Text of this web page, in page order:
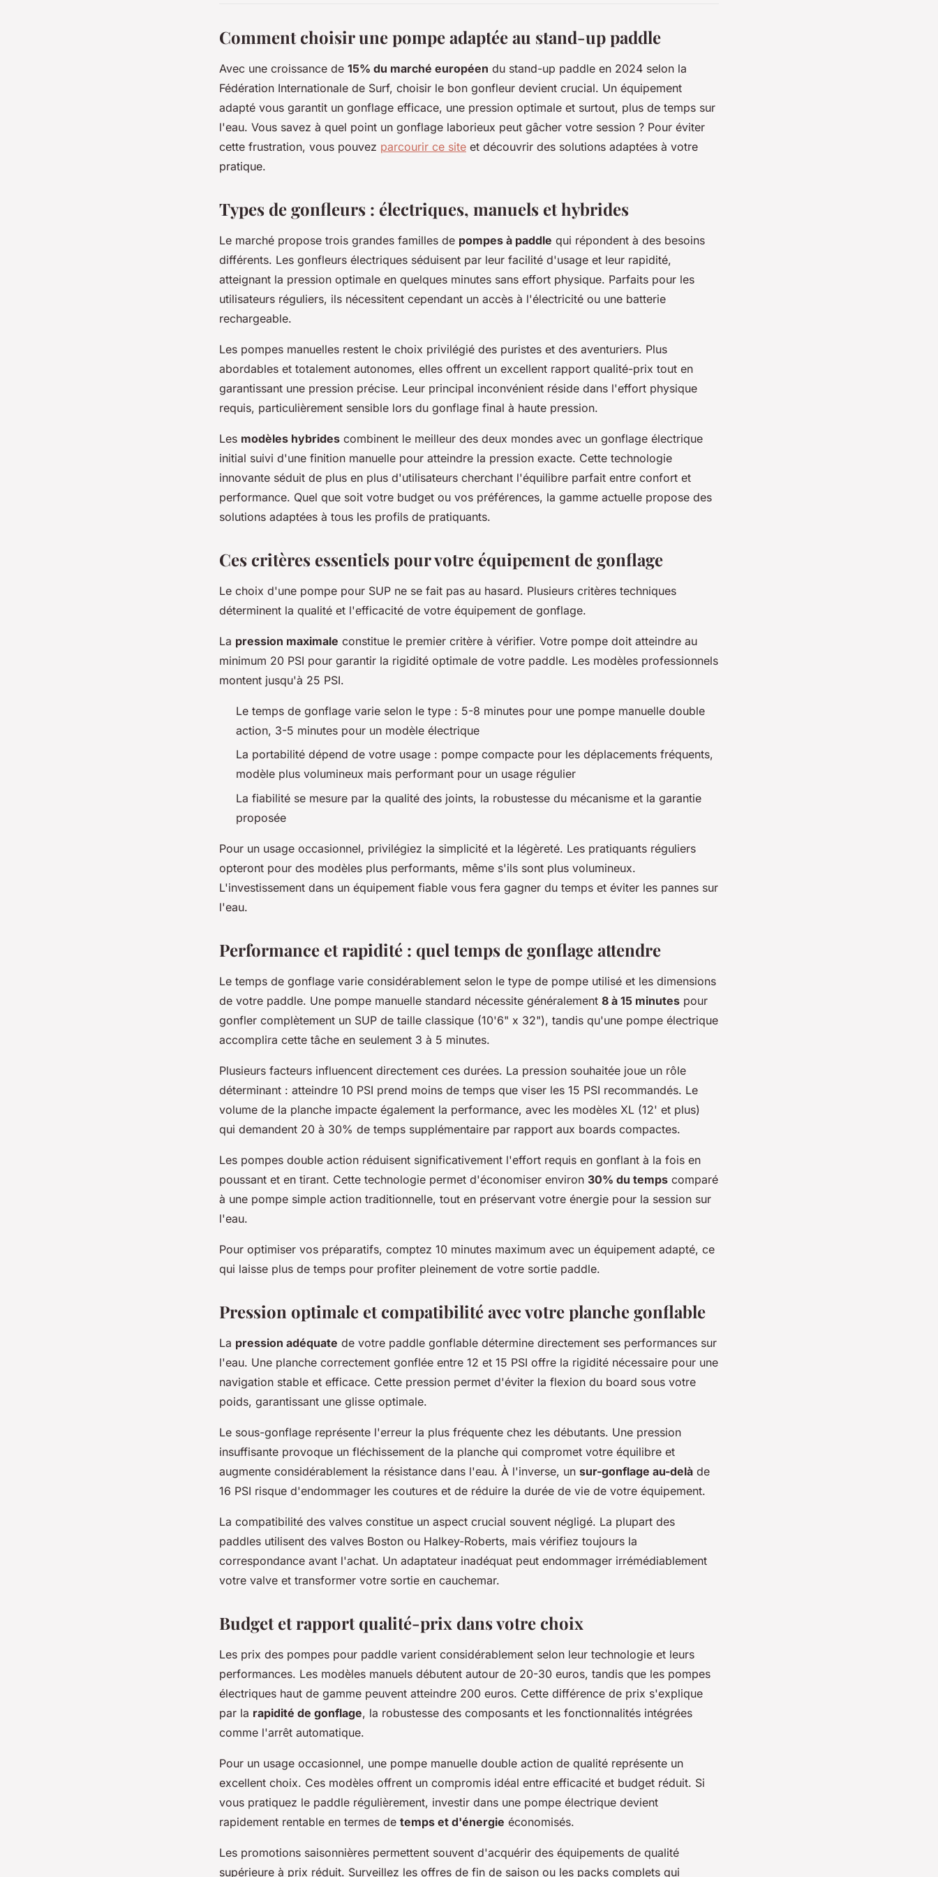
Comment choisir une pompe adaptée au stand-up paddle
Avec une croissance de 15% du marché européen du stand-up paddle en 2024 selon la
Fédération Internationale de Surf, choisir le bon gonfleur devient crucial. Un équipement
adapté vous garantit un gonflage efficace, une pression optimale et surtout, plus de temps sur
l'eau. Vous savez à quel point un gonflage laborieux peut gâcher votre session ? Pour éviter
cette frustration, vous pouvez parcourir ce site et découvrir des solutions adaptées à votre
pratique.
Types de gonfleurs : électriques, manuels et hybrides
Le marché propose trois grandes familles de pompes à paddle qui répondent à des besoins
différents. Les gonfleurs électriques séduisent par leur facilité d'usage et leur rapidité,
atteignant la pression optimale en quelques minutes sans effort physique. Parfaits pour les
utilisateurs réguliers, ils nécessitent cependant un accès à l'électricité ou une batterie
rechargeable.
Les pompes manuelles restent le choix privilégié des puristes et des aventuriers. Plus
abordables et totalement autonomes, elles offrent un excellent rapport qualité-prix tout en
garantissant une pression précise. Leur principal inconvénient réside dans l'effort physique
requis, particulièrement sensible lors du gonflage final à haute pression.
Les modèles hybrides combinent le meilleur des deux mondes avec un gonflage électrique
initial suivi d'une finition manuelle pour atteindre la pression exacte. Cette technologie
innovante séduit de plus en plus d'utilisateurs cherchant l'équilibre parfait entre confort et
performance. Quel que soit votre budget ou vos préférences, la gamme actuelle propose des
solutions adaptées à tous les profils de pratiquants.
Ces critères essentiels pour votre équipement de gonflage
Le choix d'une pompe pour SUP ne se fait pas au hasard. Plusieurs critères techniques
déterminent la qualité et l'efficacité de votre équipement de gonflage.
La pression maximale constitue le premier critère à vérifier. Votre pompe doit atteindre au
minimum 20 PSI pour garantir la rigidité optimale de votre paddle. Les modèles professionnels
montent jusqu'à 25 PSI.
Le temps de gonflage varie selon le type : 5-8 minutes pour une pompe manuelle double
action, 3-5 minutes pour un modèle électrique
La portabilité dépend de votre usage : pompe compacte pour les déplacements fréquents,
modèle plus volumineux mais performant pour un usage régulier
La fiabilité se mesure par la qualité des joints, la robustesse du mécanisme et la garantie
proposée
Pour un usage occasionnel, privilégiez la simplicité et la légèreté. Les pratiquants réguliers
opteront pour des modèles plus performants, même s'ils sont plus volumineux.
L'investissement dans un équipement fiable vous fera gagner du temps et éviter les pannes sur
l'eau.
Performance et rapidité : quel temps de gonflage attendre
Le temps de gonflage varie considérablement selon le type de pompe utilisé et les dimensions
de votre paddle. Une pompe manuelle standard nécessite généralement 8 à 15 minutes pour
gonfler complètement un SUP de taille classique (10'6" x 32"), tandis qu'une pompe électrique
accomplira cette tâche en seulement 3 à 5 minutes.
Plusieurs facteurs influencent directement ces durées. La pression souhaitée joue un rôle
déterminant : atteindre 10 PSI prend moins de temps que viser les 15 PSI recommandés. Le
volume de la planche impacte également la performance, avec les modèles XL (12' et plus)
qui demandent 20 à 30% de temps supplémentaire par rapport aux boards compactes.
Les pompes double action réduisent significativement l'effort requis en gonflant à la fois en
poussant et en tirant. Cette technologie permet d'économiser environ 30% du temps comparé
à une pompe simple action traditionnelle, tout en préservant votre énergie pour la session sur
l'eau.
Pour optimiser vos préparatifs, comptez 10 minutes maximum avec un équipement adapté, ce
qui laisse plus de temps pour profiter pleinement de votre sortie paddle.
Pression optimale et compatibilité avec votre planche gonflable
La pression adéquate de votre paddle gonflable détermine directement ses performances sur
l'eau. Une planche correctement gonflée entre 12 et 15 PSI offre la rigidité nécessaire pour une
navigation stable et efficace. Cette pression permet d'éviter la flexion du board sous votre
poids, garantissant une glisse optimale.
Le sous-gonflage représente l'erreur la plus fréquente chez les débutants. Une pression
insuffisante provoque un fléchissement de la planche qui compromet votre équilibre et
augmente considérablement la résistance dans l'eau. À l'inverse, un sur-gonflage au-delà de
16 PSI risque d'endommager les coutures et de réduire la durée de vie de votre équipement.
La compatibilité des valves constitue un aspect crucial souvent négligé. La plupart des
paddles utilisent des valves Boston ou Halkey-Roberts, mais vérifiez toujours la
correspondance avant l'achat. Un adaptateur inadéquat peut endommager irrémédiablement
votre valve et transformer votre sortie en cauchemar.
Budget et rapport qualité-prix dans votre choix
Les prix des pompes pour paddle varient considérablement selon leur technologie et leurs
performances. Les modèles manuels débutent autour de 20-30 euros, tandis que les pompes
électriques haut de gamme peuvent atteindre 200 euros. Cette différence de prix s'explique
par la rapidité de gonflage, la robustesse des composants et les fonctionnalités intégrées
comme l'arrêt automatique.
Pour un usage occasionnel, une pompe manuelle double action de qualité représente un
excellent choix. Ces modèles offrent un compromis idéal entre efficacité et budget réduit. Si
vous pratiquez le paddle régulièrement, investir dans une pompe électrique devient
rapidement rentable en termes de temps et d'énergie économisés.
Les promotions saisonnières permettent souvent d'acquérir des équipements de qualité
supérieure à prix réduit. Surveillez les offres de fin de saison ou les packs complets qui